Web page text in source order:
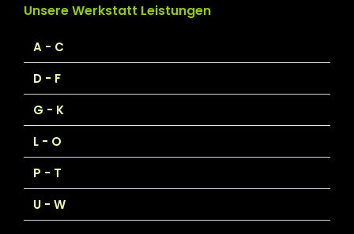
Unsere Werkstatt Leistungen
A - C
D - F
G - K
L - O
P - T
U - W